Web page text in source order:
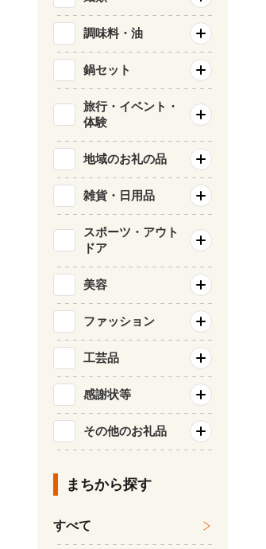
調味料・油
鍋セット
旅行・イベント・
体験
地域のお礼の品
雑貨・日用品
スポーツ・アウト
ドア
美容
ファッション
工芸品
感謝状等
その他のお礼品
まちから探す
すべて